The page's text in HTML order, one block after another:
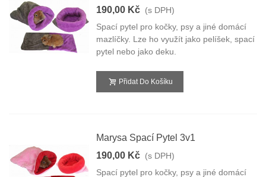
190,00 Kč (s DPH)
Spací pytel pro kočky, psy a jiné domácí
mazlíčky. Lze ho využít jako pelíšek, spací
pytel nebo jako deku.
Přidat Do Košíku
Marysa Spací Pytel 3v1
190,00 Kč (s DPH)
Spací pytel pro kočky, psy a jiné domácí